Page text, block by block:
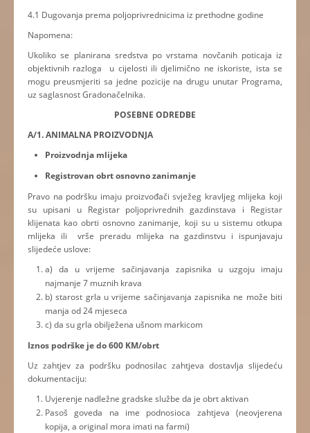
4.1 Dugovanja prema poljoprivrednicima iz prethodne godine
Napomena:
Ukoliko se planirana sredstva po vrstama novčanih poticaja iz
objektivnih razloga u cijelosti ili djelimično ne iskoriste, ista se
mogu preusmjeriti sa jedne pozicije na drugu unutar Programa,
uz saglasnost Gradonačelnika.
POSEBNE ODREDBE
A/1. ANIMALNA PROIZVODNJA
Proizvodnja mlijeka
Registrovan obrt osnovno zanimanje
Pravo na podršku imaju proizvođači svježeg kravljeg mlijeka koji
su upisani u Registar poljoprivrednih gazdinstava i Registar
klijenata kao obrti osnovno zanimanje, koji su u sistemu otkupa
mlijeka ili vrše preradu mlijeka na gazdinstvu i ispunjavaju
slijedeće uslove:
a) da u vrijeme sačinjavanja zapisnika u uzgoju imaju
najmanje 7 muznih krava
b) starost grla u vrijeme sačinjavanja zapisnika ne može biti
manja od 24 mjeseca
c) da su grla obilježena ušnom markicom
Iznos podrške je do 600 KM/obrt
Uz zahtjev za podršku podnosilac zahtjeva dostavlja slijedeću
dokumentaciju:
Uvjerenje nadležne gradske službe da je obrt aktivan
Pasoš goveda na ime podnosioca zahtjeva (neovjerena
kopija, a original mora imati na farmi)